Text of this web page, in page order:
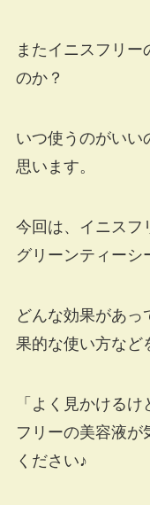
またイニスフリー
のか？
いつ使うのがいい
思います。
今回は、イニスフ
グリーンティーシ
どんな効果があ
果的な使い方など
「よく見かける
フリーの美容液が
ください♪